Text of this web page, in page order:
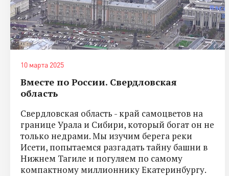
10 марта 2025
Вместе по России. Свердловская
область
Свердловская область - край самоцветов на
границе Урала и Сибири, который богат он не
только недрами. Мы изучим берега реки
Исети, попытаемся разгадать тайну башни в
Нижнем Тагиле и погуляем по самому
компактному миллионнику Екатеринбургу.